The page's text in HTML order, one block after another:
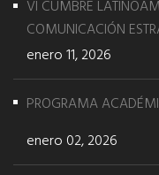
VI CUMBRE
COMUNICACIÓN
enero 11, 2026
PROGRAMA
enero 02, 2026